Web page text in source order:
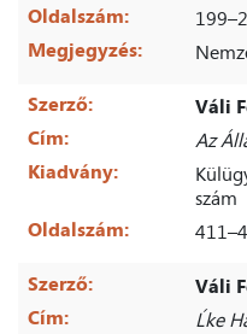
Oldalszám:
Megjegyzés:
Szerző:
Váli
Cím:
Az
Kiadvány:
szám
Oldalszám:
Szerző:
Váli
Cím:
Ĺke